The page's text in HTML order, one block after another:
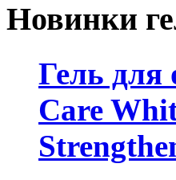
Новинки
Гель для
Care